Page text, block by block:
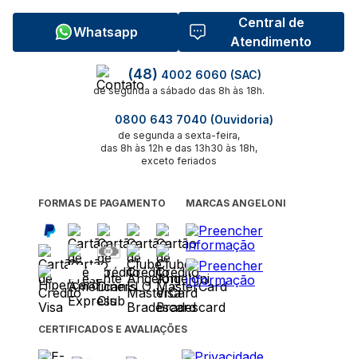
Whatsapp
Central de
Atendimento
(48) 4002 6060 (SAC)
de segunda a sábado das 8h às 18h.
0800 643 7040 (Ouvidoria)
de segunda a sexta-feira,
das 8h às 12h e das 13h30 às 18h,
exceto feriados
FORMAS DE PAGAMENTO MARCAS ANGELONI
CERTIFICADOS E AVALIAÇÕES